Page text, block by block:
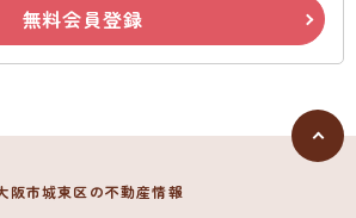
無料会員登録
阪市城東区の不動産情報